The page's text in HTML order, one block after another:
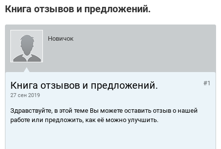
Книга отзывов и предложений.
Новичок
Книга отзывов и предложений.
27 сен 2019
#1
Здравствуйте, в этой теме Вы можете оставить отзыв о нашей
работе или предложить, как её можно улучшить.